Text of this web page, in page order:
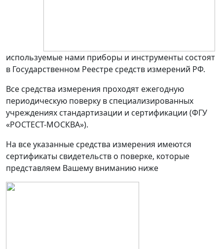
используемые нами приборы и инструменты состоят
в Государственном Реестре средств измерений РФ.
Все средства измерения проходят ежегодную
периодическую поверку в специализированных
учреждениях стандартизации и сертификации (ФГУ
«РОСТЕСТ-МОСКВА»).
На все указанные средства измерения имеются
сертификаты свидетельств о поверке, которые
представляем Вашему вниманию ниже